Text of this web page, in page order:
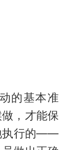
的基本准
，才能保
执行的——